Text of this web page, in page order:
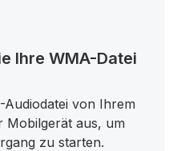
Ihre WMA-Datei
von Ihrem
Mobilgerät aus, um
zu starten.